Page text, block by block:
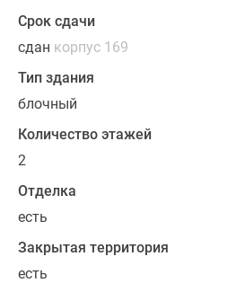
157
кв.
м.
Архитектура
выдержана
в
едином
стиле:
минимализм
в
экстерьере,
Срок сдачи
сдан корпус 169
Тип здания
блочный
Количество этажей
2
Отделка
есть
Закрытая территория
есть